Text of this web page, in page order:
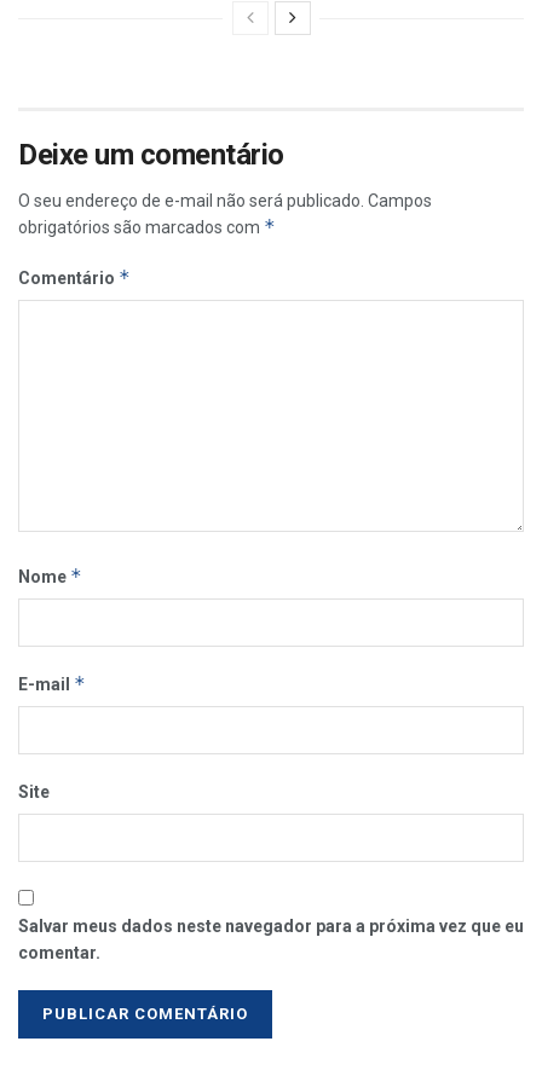
Deixe um comentário
O seu endereço de e-mail não será publicado. Campos
obrigatórios são marcados com *
Comentário *
Nome *
E-mail *
Site
Salvar meus dados neste navegador para a próxima vez que eu
comentar.